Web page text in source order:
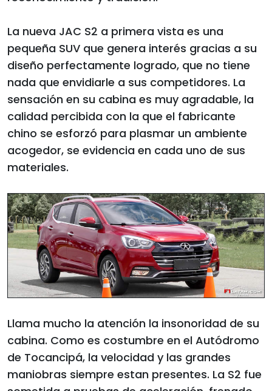
La nueva JAC S2 a primera vista es una
pequeña SUV que genera interés gracias a su
diseño perfectamente logrado, que no tiene
nada que envidiarle a sus competidores. La
sensación en su cabina es muy agradable, la
calidad percibida con la que el fabricante
chino se esforzó para plasmar un ambiente
acogedor, se evidencia en cada uno de sus
materiales.
Llama mucho la atención la insonoridad de su
cabina. Como es costumbre en el Autódromo
de Tocancipá, la velocidad y las grandes
maniobras siempre estan presentes. La S2 fue